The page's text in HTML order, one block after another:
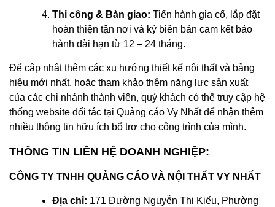
Thi công & Bàn giao: Tiến hành gia cố, lắp đặt
hoàn thiện tận nơi và ký biên bản cam kết bảo
hành dài hạn từ 12 – 24 tháng.
Để cập nhật thêm các xu hướng thiết kế nội thất và bảng
hiệu mới nhất, hoặc tham khảo thêm năng lực sản xuất
của các chi nhánh thành viên, quý khách có thể truy cập hệ
thống website đối tác tại Quảng cáo Vy Nhấtđể nhận thêm
nhiều thông tin hữu ích bổ trợ cho công trình của mình.
THÔNG TIN LIÊN HỆ DOANH NGHIỆP:
CÔNG TY TNHH QUẢNG CÁO VÀ NỘI THẤT VY NHẤT
Địa chỉ: 171 Đường Nguyễn Thị Kiểu, Phường